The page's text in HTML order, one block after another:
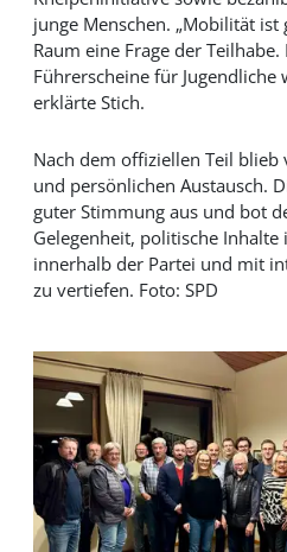
junge Menschen. „Mobilität
Raum eine Frage der
Führerscheine für Jugendliche
erklärte Stich.
Nach dem offiziellen Teil blieb
und persönlichen Austausch.
guter Stimmung aus und bot
Gelegenheit, politische
innerhalb der Partei und mit
zu vertiefen. Foto: SPD